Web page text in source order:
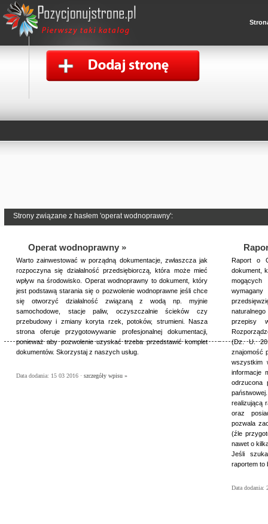
Strony związane z hasłem 'operat wodnoprawny':
Operat wodnoprawny »
Warto zainwestować w porządną dokumentacje, zwłaszcza jak
rozpoczyna się działalność przedsiębiorczą, która może mieć
wpływ na środowisko. Operat wodnoprawny to dokument, który
jest podstawą starania się o pozwolenie wodnoprawne jeśli chce
się otworzyć działalność związaną z wodą np. myjnie
samochodowe, stacje paliw, oczyszczalnie ścieków czy
przebudowy i zmiany koryta rzek, potoków, strumieni. Nasza
strona oferuje przygotowywanie profesjonalnej dokumentacji,
ponieważ aby pozwolenie uzyskać trzeba przedstawić komplet
dokumentów. Skorzystaj z naszych usług.
Data dodania: 15 03 2016 · szczegóły wpisu »
Raport o
dokument,
przepisy
(Dz. U.
znajomość
wszystkim
informacje
odrzucona
realizującą
oraz
pozwala
(źle
nawet o
Jeśli
raportem to
Data dodania: